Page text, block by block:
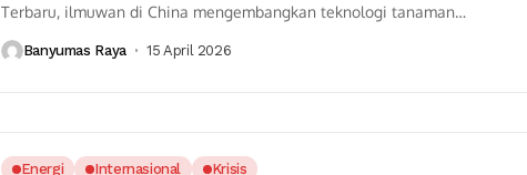
Terbaru, ilmuwan di China mengembangkan teknologi tanaman
Banyumas Raya 15 April 2026
Energi Internasional Krisis